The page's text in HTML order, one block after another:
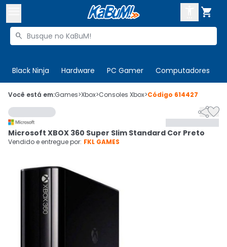

Buscar produtos

Black Ninja Hardware PC Gamer Computadores
 Olá. Acesse sua conta
 Departamentos
Cupons
Ativar tradutor em libras
CADASTRE-SE
Você está em:Games>Xbox>Consoles Xbox>Código 614427

Microsoft XBOX 360 Super Slim Standard Cor Preto
Vendido e entregue por: FKL GAMES